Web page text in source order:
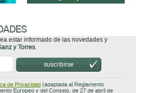
estar informado de las novedades y
y Torres.
suscribirse
de Privacidad (adaptada al Reglamento
Europeo y del Consejo, de 27 de abril de